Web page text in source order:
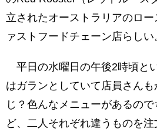
立されたオーストラリアのロ
ァストフードチェーン店らしい
平日の水曜日の午後2時頃と
はガランとしていて店員さん
じ？色んなメニューがあるの
ど、二人それぞれ違うものを注